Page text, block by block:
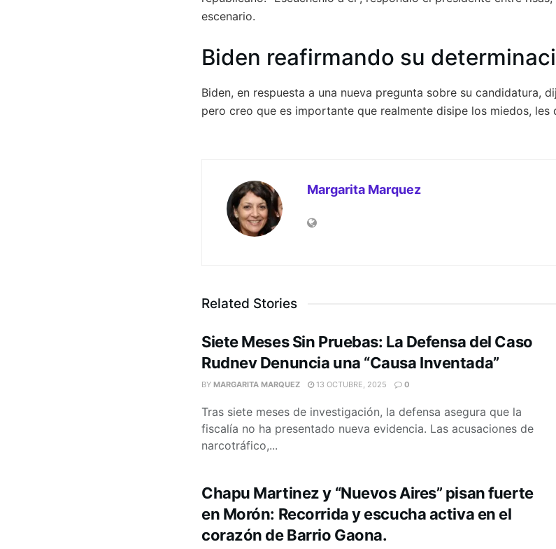
escenario.
Biden reafirmando su
Biden, en respuesta a una nueva pregunta sobre su candidatura,
pero creo que es importante que realmente disipe los miedos, les
Margarita Marquez
Related Stories
Siete Meses Sin Pruebas: La Defensa del Caso
Rudnev Denuncia una “Causa Inventada”
BY MARGARITA MARQUEZ 13 OCTUBRE, 2025 0
Tras siete meses de investigación, la defensa asegura que la
fiscalía no ha presentado nueva evidencia. Las acusaciones de
narcotráfico,...
Chapu Martinez y “Nuevos Aires” pisan fuerte
en Morón: Recorrida y escucha activa en el
corazón de Barrio Gaona.